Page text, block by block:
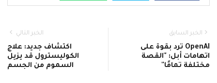
الخبر السابق
OpenAI ترد بقوة على
اتهامات أبل: "القصة
مختلفة تمامًا"
الخبر التالي
اكتشاف جديد: علاج
الكوليسترول قد يزيل
السموم من الجسم